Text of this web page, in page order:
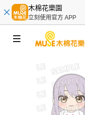
木棉花樂園
立刻使用官方 APP